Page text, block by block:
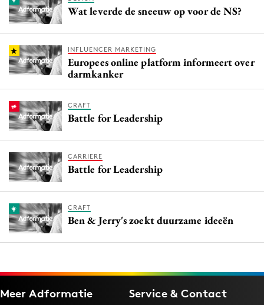
Wat leverde de sneeuw op voor de NS?
INFLUENCER MARKETING
Europees online platform informeert over
darmkanker
CRAFT
Battle for Leadership
CARRIERE
Battle for Leadership
CRAFT
Ben & Jerry's zoekt duurzame ideeën
Meer Adformatie Service & Contact